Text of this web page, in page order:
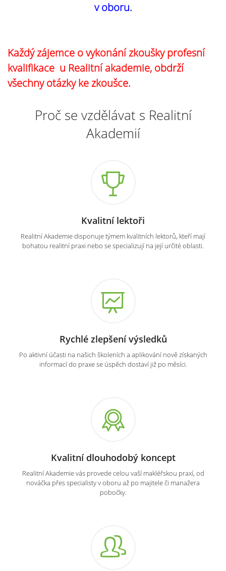
v oboru.
Každý zájemce o vykonání zkoušky profesní
kvalifikace u Realitní akademie, obdrží
všechny otázky ke zkoušce.
Proč se vzdělávat s Realitní
Akademií
Kvalitní lektoři
Realitní Akademie disponuje týmem kvalitních lektorů, kteří mají
bohatou realitní praxi nebo se specializují na její určité oblasti.
Rychlé zlepšení výsledků
Po aktivní účasti na našich školeních a aplikování nově získaných
informací do praxe se úspěch dostaví již po měsíci.
Kvalitní dlouhodobý koncept
Realitní Akademie vás provede celou vaší makléřskou praxí, od
nováčka přes specialisty v oboru až po majitele či manažera
pobočky.